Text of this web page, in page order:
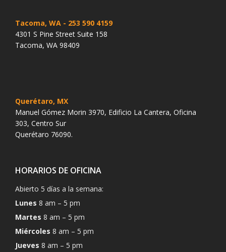
Tacoma, WA - 253 590 4159
4301 S Pine Street Suite 158
Tacoma, WA 98409
Querétaro, MX
Manuel Gómez Morin 3970, Edificio La Cantera, Oficina
303, Centro Sur
Querétaro 76090.
HORARIOS DE OFICINA
Abierto 5 días a la semana:
Lunes 8 am – 5 pm
Martes 8 am – 5 pm
Miércoles 8 am – 5 pm
Jueves 8 am – 5 pm